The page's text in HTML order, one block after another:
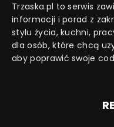
Trzaska.pl to serwis
informacji i porad z
stylu życia, kuchni,
dla osób, które chcą
aby poprawić swoje